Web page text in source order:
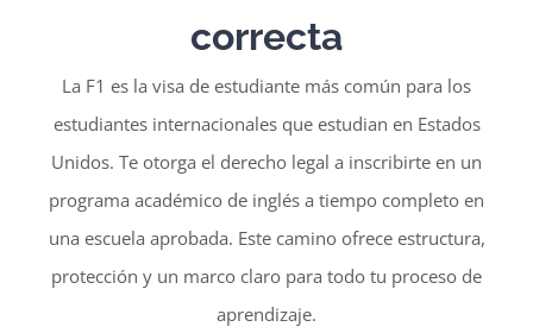
correcta
La F1 es la visa de estudiante más común para los
estudiantes internacionales que estudian en Estados
Unidos. Te otorga el derecho legal a inscribirte en un
programa académico de inglés a tiempo completo en
una escuela aprobada. Este camino ofrece estructura,
protección y un marco claro para todo tu proceso de
aprendizaje.